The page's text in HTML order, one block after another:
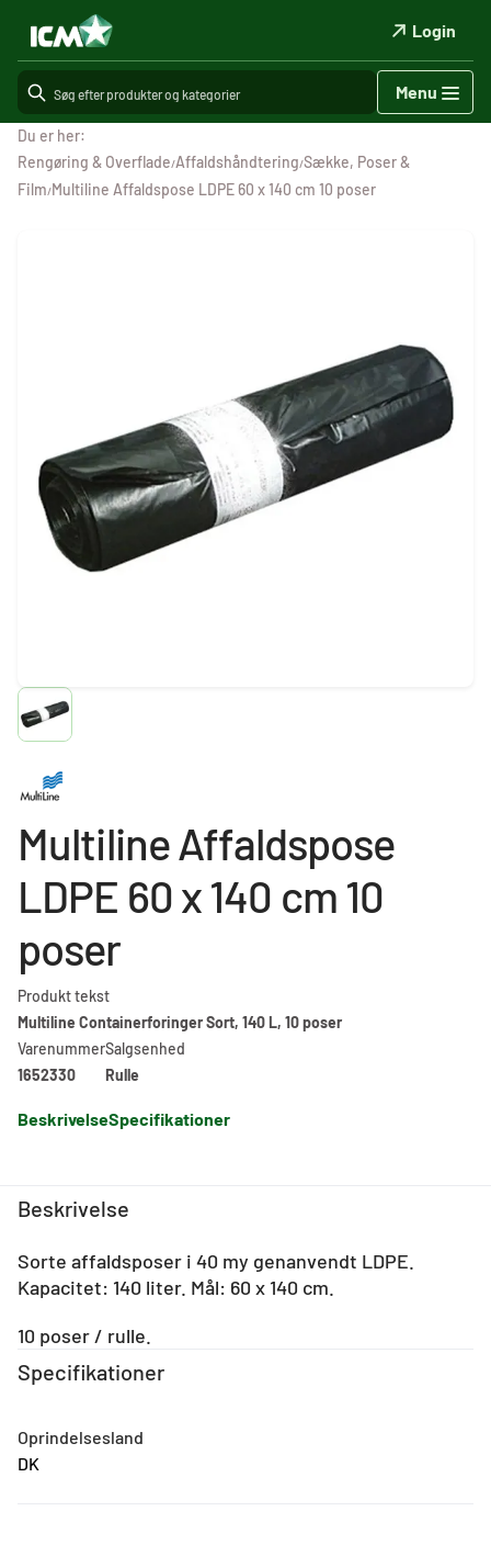
Login
Menu
Du er her:
Rengøring & Overflade/Affaldshåndtering/Sække, Poser &
Film/Multiline Affaldspose LDPE 60 x 140 cm 10 poser
Multiline Affaldspose
LDPE 60 x 140 cm 10
poser
Produkt tekst
Multiline Containerforinger Sort, 140 L, 10 poser
Varenummer
1652330
Salgsenhed
Rulle
BeskrivelseSpecifikationer
Beskrivelse
Sorte affaldsposer i 40 my genanvendt LDPE.
Kapacitet: 140 liter. Mål: 60 x 140 cm.
10 poser / rulle.
Specifikationer
Oprindelsesland
DK